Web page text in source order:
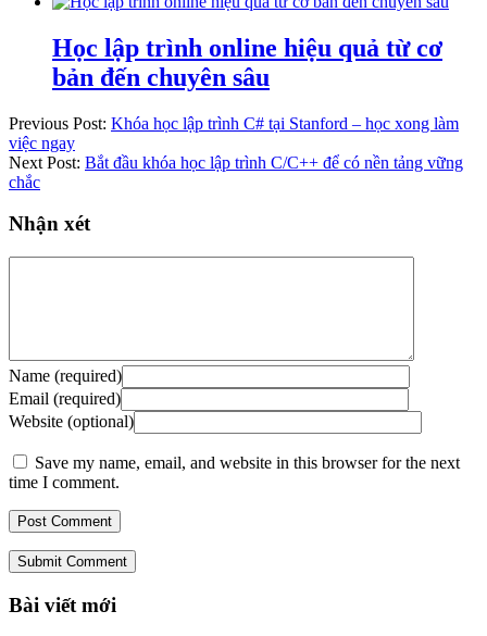
Học lập trình online hiệu quả từ cơ
bản đến chuyên sâu
Previous Post: Khóa học lập trình C# tại Stanford – học xong làm
việc ngay
Next Post: Bắt đầu khóa học lập trình C/C++ để có nền tảng vững
chắc
Nhận xét
Name (required)
Email (required)
Website (optional)
Save my name, email, and website in this browser for the next
time I comment.
Submit Comment
Bài viết mới